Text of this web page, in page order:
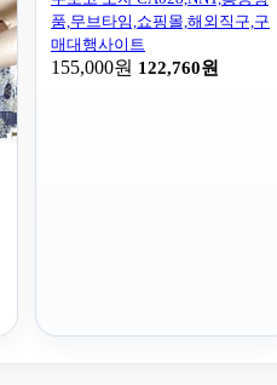
품,무브타임,쇼핑몰,해외직구,구
매대행사이트
155,000원 122,760원